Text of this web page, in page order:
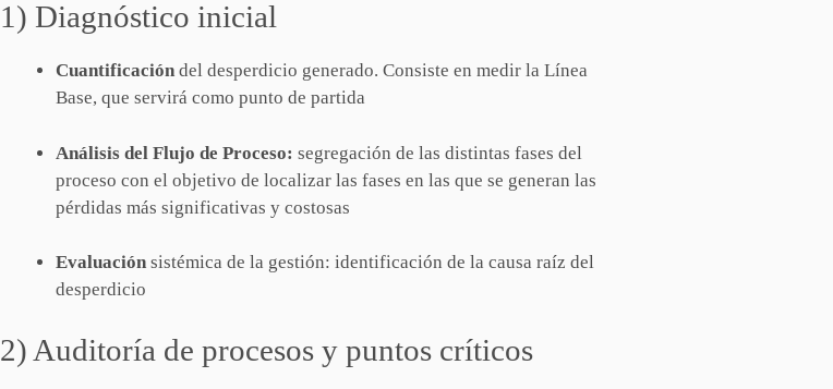
1) Diagnóstico inicial
Cuantificación del desperdicio generado. Consiste en medir la Línea
Base, que servirá como punto de partida
Análisis del Flujo de Proceso: segregación de las distintas fases del
proceso con el objetivo de localizar las fases en las que se generan las
pérdidas más significativas y costosas
Evaluación sistémica de la gestión: identificación de la causa raíz del
desperdicio
2) Auditoría de procesos y puntos críticos